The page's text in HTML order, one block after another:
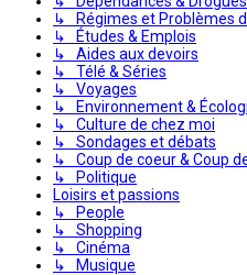
↳ Régimes et Problèmes
↳ Études & Emplois
↳ Aides aux devoirs
↳ Télé & Séries
↳ Voyages
↳ Environnement &
↳ Culture de chez moi
↳ Sondages et débats
↳ Coup de coeur & Coup
↳ Politique
Loisirs et passions
↳ People
↳ Shopping
↳ Cinéma
↳ Musique